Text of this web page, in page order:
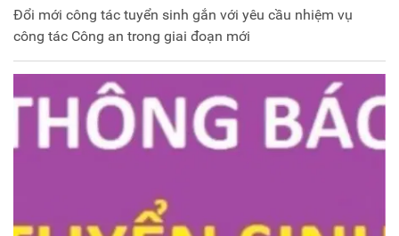
Đổi mới công tác tuyển sinh gắn với yêu cầu nhiệm vụ
công tác Công an trong giai đoạn mới